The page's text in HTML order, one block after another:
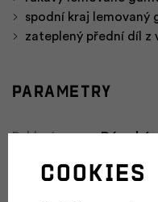
spodní kraj lemovaný
zateplený přední díl
Parametry
Pohlaví Dámské
Vhodné pro
Turistika,
Cookies